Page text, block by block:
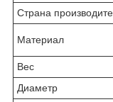
Страна
Материал
Вес
Диаметр